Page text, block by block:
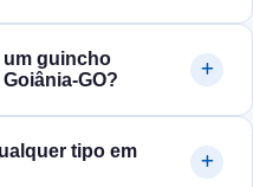
guincho
tipo em